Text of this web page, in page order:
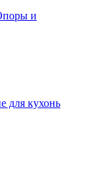
и
для кухонь